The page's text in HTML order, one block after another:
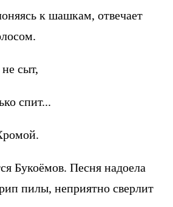
к шашкам, отвечает
сыт,
спит...
Букоёмов. Песня надоела
пилы, неприятно сверлит